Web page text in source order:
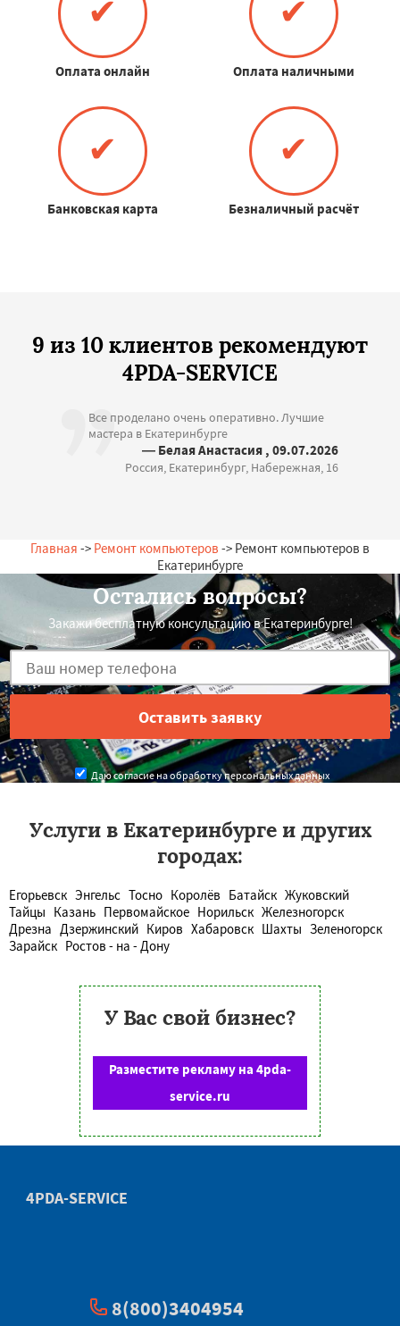
✔
Оплата онлайн
✔
Оплата наличными
✔
Банковская карта
✔
Безналичный расчёт
9 из 10 клиентов рекомендуют
4PDA-SERVICE
Все проделано очень оперативно. Лучшие
мастера в Екатеринбурге
— Белая Анастасия , 09.07.2026
Россия, Екатеринбург, Набережная, 16
Главная -> Ремонт компьютеров -> Ремонт компьютеров в
Екатеринбурге
Остались вопросы?
Закажи бесплатную консультацию в Екатеринбурге!
Даю согласие на обработку персональных данных
Услуги в Екатеринбурге и других
городах:
Егорьевск Энгельс Тосно Королёв Батайск Жуковский
Тайцы Казань Первомайское Норильск Железногорск
Дрезна Дзержинский Киров Хабаровск Шахты Зеленогорск
Зарайск Ростов - на - Дону
У Вас свой бизнес?
Разместите рекламу на 4pda-
service.ru
4PDA-SERVICE
8(800)3404954